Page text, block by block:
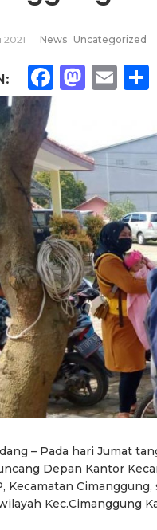
2021 News Uncategorized
– Pada hari Jumat
Depan Kantor
Kecamatan
Kec.Cimanggung